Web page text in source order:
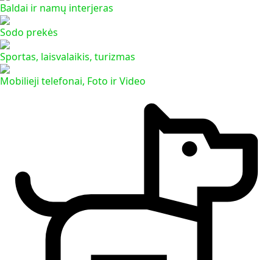
Baldai ir namų interjeras
Sodo prekės
Sportas, laisvalaikis, turizmas
Mobilieji telefonai, Foto ir Video